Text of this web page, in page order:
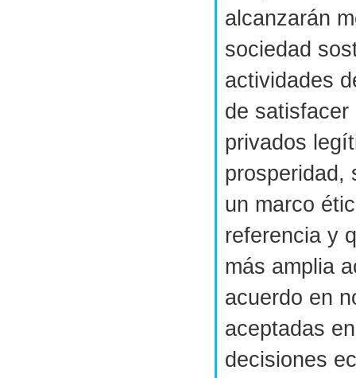
alcanzarán
sociedad
actividades
de
privados
prosperidad,
un marco
referencia y
más amplia
acuerdo en
aceptadas
decisiones